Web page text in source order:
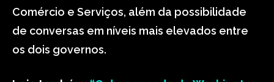
Comércio e Serviços, além da possibilidade
de conversas em níveis mais elevados entre
os dois governos.